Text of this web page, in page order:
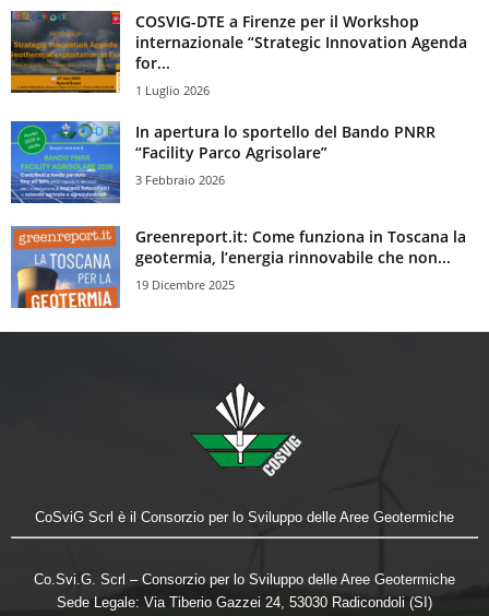
COSVIG-DTE a Firenze per il Workshop
internazionale “Strategic Innovation Agenda
for...
1 Luglio 2026
In apertura lo sportello del Bando PNRR
“Facility Parco Agrisolare”
3 Febbraio 2026
Greenreport.it: Come funziona in Toscana la
geotermia, l’energia rinnovabile che non...
19 Dicembre 2025
CoSviG Scrl è il Consorzio per lo Sviluppo delle Aree Geotermiche
Co.Svi.G. Scrl – Consorzio per lo Sviluppo delle Aree Geotermiche
Sede Legale: Via Tiberio Gazzei 24, 53030 Radicondoli (SI)